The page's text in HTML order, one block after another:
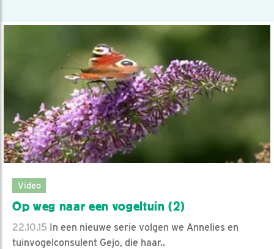
Video
Op weg naar een vogeltuin (2)
22.10.15 In een nieuwe serie volgen we Annelies en
tuinvogelconsulent Gejo, die haar..